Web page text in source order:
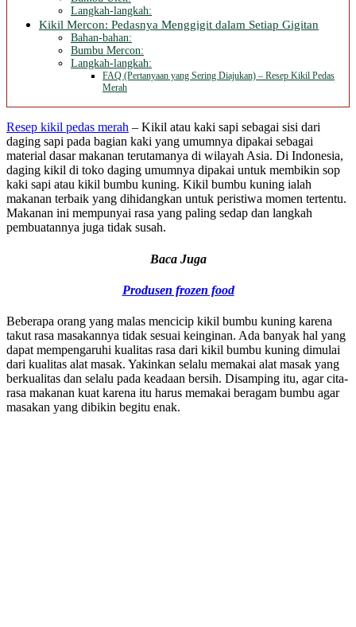
Langkah-langkah:
Kikil Mercon: Pedasnya Menggigit dalam Setiap Gigitan
Bahan-bahan:
Bumbu Mercon:
Langkah-langkah:
FAQ (Pertanyaan yang Sering Diajukan) – Resep Kikil Pedas
Merah
Resep kikil pedas merah – Kikil atau kaki sapi sebagai sisi dari
daging sapi pada bagian kaki yang umumnya dipakai sebagai
material dasar makanan terutamanya di wilayah Asia. Di Indonesia,
daging kikil di toko daging umumnya dipakai untuk membikin sop
kaki sapi atau kikil bumbu kuning. Kikil bumbu kuning ialah
makanan terbaik yang dihidangkan untuk peristiwa momen tertentu.
Makanan ini mempunyai rasa yang paling sedap dan langkah
pembuatannya juga tidak susah.
Baca Juga
Produsen frozen food
Beberapa orang yang malas mencicip kikil bumbu kuning karena
takut rasa masakannya tidak sesuai keinginan. Ada banyak hal yang
dapat mempengaruhi kualitas rasa dari kikil bumbu kuning dimulai
dari kualitas alat masak. Yakinkan selalu memakai alat masak yang
berkualitas dan selalu pada keadaan bersih. Disamping itu, agar cita-
rasa makanan kuat karena itu harus memakai beragam bumbu agar
masakan yang dibikin begitu enak.